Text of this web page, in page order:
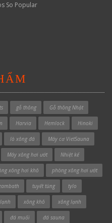
So Popular
gỗ thông Gỗ thông Nhật
Harvia Hemlock Hinoki
lò xông đá Máy cơ VietSauna
Máy xông hơi ướt Nhiệt kế
xông hơi khô phòng xông hơi ướt
tuyết tùng tylo
xông khô xông lạnh
đá muối đá sauna